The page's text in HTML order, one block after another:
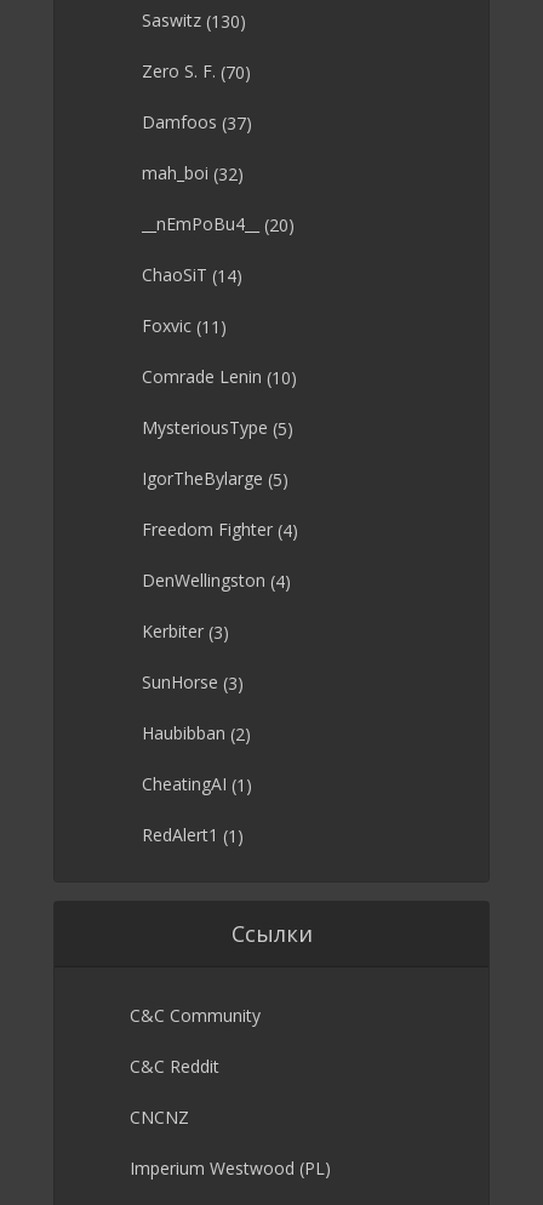
Saswitz (130)
Zero S. F. (70)
Damfoos (37)
mah_boi (32)
__nEmPoBu4__ (20)
ChaoSiT (14)
Foxvic (11)
Comrade Lenin (10)
MysteriousType (5)
IgorTheBylarge (5)
Freedom Fighter (4)
DenWellingston (4)
Kerbiter (3)
SunHorse (3)
Haubibban (2)
CheatingAI (1)
RedAlert1 (1)
Ссылки
C&C Community
C&C Reddit
CNCNZ
Imperium Westwood (PL)